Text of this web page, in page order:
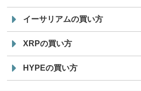
イーサリアムの買い方
XRPの買い方
HYPEの買い方